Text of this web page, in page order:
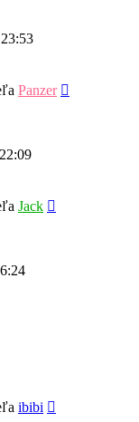
Panzer
Jack
ibibi